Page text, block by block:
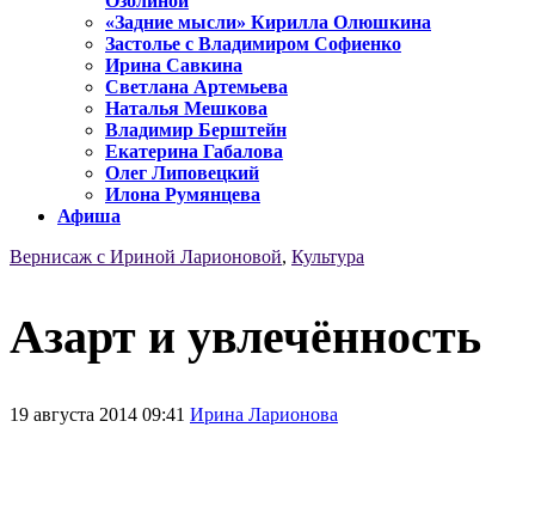
«Задние мысли» Кирилла Олюшкина
Застолье с Владимиром Софиенко
Ирина Савкина
Светлана Артемьева
Наталья Мешкова
Владимир Берштейн
Екатерина Габалова
Олег Липовецкий
Илона Румянцева
Афиша
Вернисаж с Ириной Ларионовой, Культура
Азарт и увлечённость
19 августа 2014 09:41 Ирина Ларионова